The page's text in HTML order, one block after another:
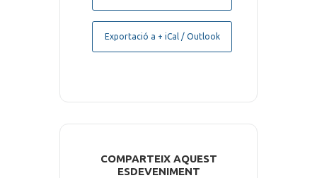
Exportació a + iCal / Outlook
COMPARTEIX AQUEST
ESDEVENIMENT